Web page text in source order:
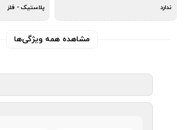
ندارد پلاستیک - فلز
مشاهده همه ویژگی‌ها